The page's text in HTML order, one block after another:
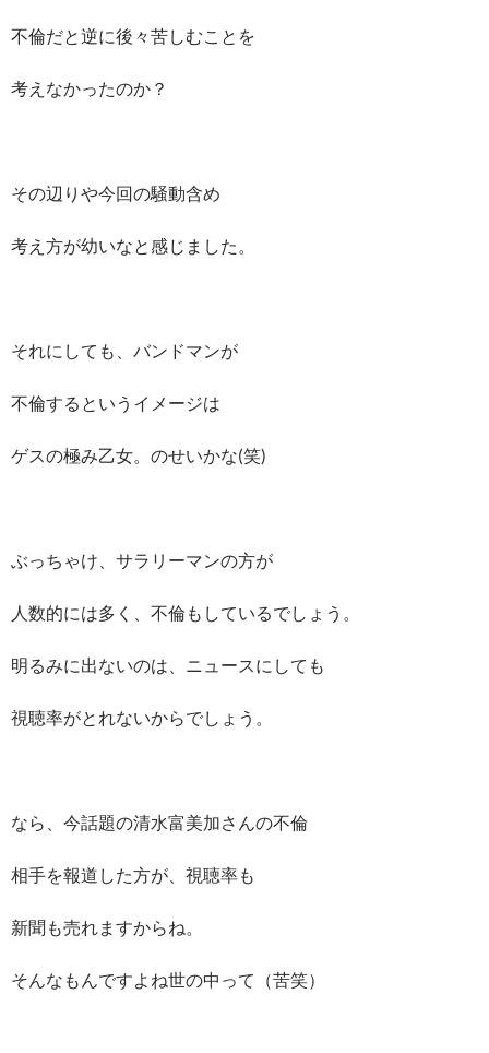
不倫だと逆に後々苦しむことを
考えなかったのか？
その辺りや今回の騒動含め
考え方が幼いなと感じました。
それにしても、バンドマンが
不倫するというイメージは
ゲスの極み乙女。のせいかな(笑)
ぶっちゃけ、サラリーマンの方が
人数的には多く、不倫もしているでしょう。
明るみに出ないのは、ニュースにしても
視聴率がとれないからでしょう。
なら、今話題の清水富美加さんの不倫
相手を報道した方が、視聴率も
新聞も売れますからね。
そんなもんですよね世の中って（苦笑）